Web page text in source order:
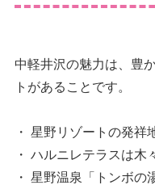
中軽井沢の魅力は、豊
トがあることです。
・ 星野リゾートの発祥
・ ハルニレテラスは
・ 星野温泉「トンボ